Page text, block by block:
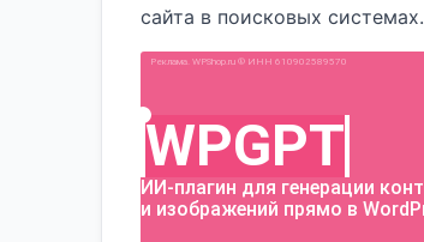
сайта в поисковых системах.